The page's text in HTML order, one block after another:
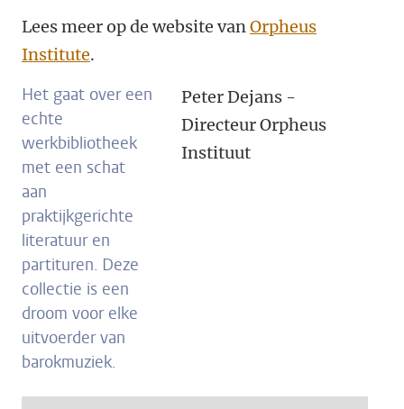
Lees meer op de website vanOrpheus
Institute.
Het gaat over een
echte
werkbibliotheek
met een schat
aan
praktijkgerichte
literatuur en
partituren. Deze
collectie is een
droom voor elke
uitvoerder van
barokmuziek.
Peter Dejans -
Directeur Orpheus
Instituut